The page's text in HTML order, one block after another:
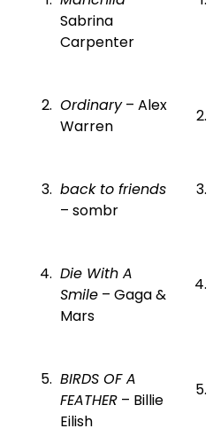
Sabrina
Carpenter
Ordinary– Alex
Warren
back to friends
– sombr
Die With A
Smile – Gaga &
Mars
BIRDS OF A
FEATHER – Billie
Eilish